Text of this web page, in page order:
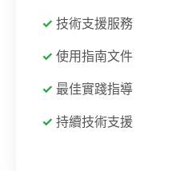
技術支援服務
使用指南文件
最佳實踐指導
持續技術支援